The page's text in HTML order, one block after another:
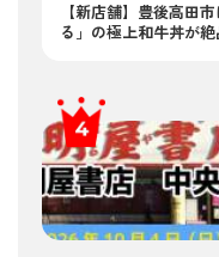
【新店舗】豊後高田
る」の極上和牛丼が絶